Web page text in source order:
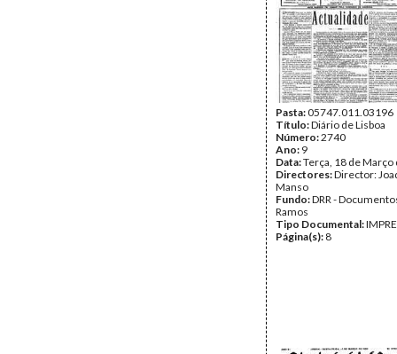
Pasta:05747.011.03196
Título:Diário de Lisboa
Número:2740
Ano: 9
Data:Terça, 18 de Março
Directores:Director:
Manso
Fundo:DRR -
Ramos
Tipo Documental:
Página(s): 8